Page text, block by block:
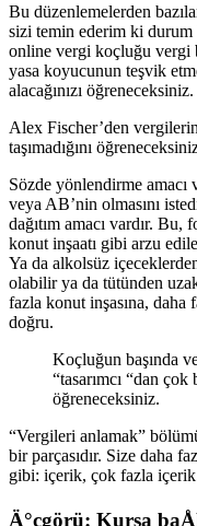
Bu düzenlemelerden
sizi temin ederim ki durum
online vergi koçluğu vergi
yasa koyucunun teşvik
alacağınızı öğreneceksiniz.
Alex Fischer’den
taşımadığını
Sözde yönlendirme amacı
veya AB’nin olmasını
dağıtım amacı vardır.
konut inşaatı gibi arzu
Ya da alkolsüz
olabilir ya da tütünden
fazla konut inşasına, daha
doğru.
Koçluğun başında
“tasarımcı “dan
öğreneceksiniz.
“Vergileri anlamak”
bir parçasıdır. Size daha
gibi: içerik, çok fazla
Ä°çgörü: Kursa